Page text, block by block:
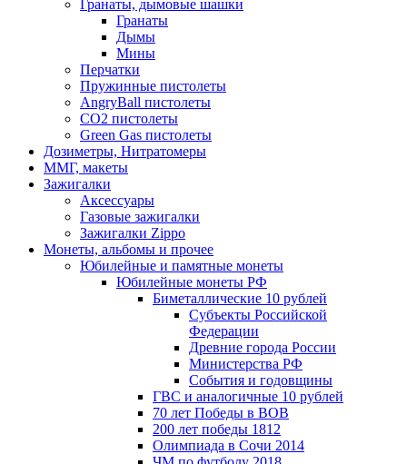
Гранаты, дымовые шашки
Гранаты
Дымы
Мины
Перчатки
Пружинные пистолеты
AngryBall пистолеты
CO2 пистолеты
Green Gas пистолеты
Дозиметры, Нитратомеры
ММГ, макеты
Зажигалки
Аксессуары
Газовые зажигалки
Зажигалки Zippo
Монеты, альбомы и прочее
Юбилейные и памятные монеты
Юбилейные монеты РФ
Биметаллические 10 рублей
Субъекты Российской
Федерации
Древние города России
Министерства РФ
События и годовщины
ГВС и аналогичные 10 рублей
70 лет Победы в ВОВ
200 лет победы 1812
Олимпиада в Сочи 2014